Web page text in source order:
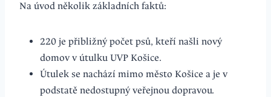
Na úvod několik základních faktů:
220 je přibližný počet psů, kteří našli nový
domov v útulku UVP Košice.
Útulek se nachází mimo město Košice a je v
podstatě nedostupný veřejnou dopravou.